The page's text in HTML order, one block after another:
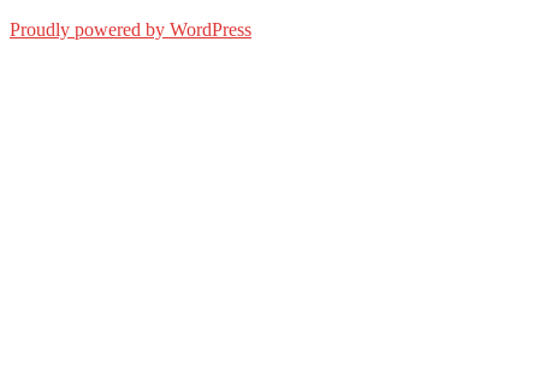
Proudly powered by WordPress